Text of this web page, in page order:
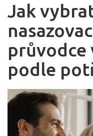
Jak
průvodce
podle